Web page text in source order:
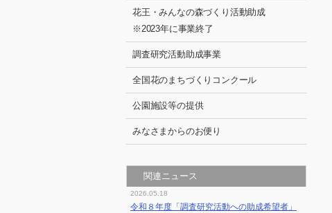
花王・みんなの森づくり活動助成
※2023年に事業終了
調査研究活動助成事業
全国花のまちづくりコンクール
公園施設等の提供
みなさまからのお便り
関連ニュース
2026.05.18
令和８年度「調査研究活動への助成希望者」